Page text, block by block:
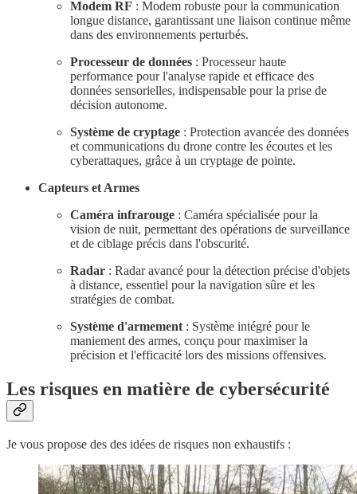
Modem RF : Modem robuste pour la communication
longue distance, garantissant une liaison continue même
dans des environnements perturbés.
Processeur de données : Processeur haute
performance pour l'analyse rapide et efficace des
données sensorielles, indispensable pour la prise de
décision autonome.
Système de cryptage : Protection avancée des données
et communications du drone contre les écoutes et les
cyberattaques, grâce à un cryptage de pointe.
Capteurs et Armes
Caméra infrarouge : Caméra spécialisée pour la
vision de nuit, permettant des opérations de surveillance
et de ciblage précis dans l'obscurité.
Radar : Radar avancé pour la détection précise d'objets
à distance, essentiel pour la navigation sûre et les
stratégies de combat.
Système d'armement : Système intégré pour le
maniement des armes, conçu pour maximiser la
précision et l'efficacité lors des missions offensives.
Les risques en matière de cybersécurité
Je vous propose des des idées de risques non exhaustifs :